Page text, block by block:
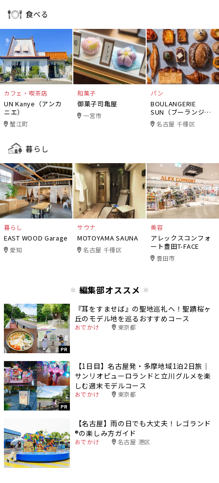
食べる
カフェ・喫茶店
UN Kanye（アンカ
ニエ）
蟹江町
和菓子
御菓子司亀屋
一宮市
パン
BOULANGERIE
SUN（ブーランジェ
リー・サン）
名古屋 千種区
暮らし
暮らし
EAST WOOD Garage
愛知
サウナ
MOTOYAMA SAUNA
名古屋 千種区
美容
アレックスコンフォ
ート豊田T-FACE
豊田市
編集部オススメ
PR
『耳をすませば』の聖地巡礼へ！聖蹟桜ヶ
丘のモデル地を巡るおすすめコース
おでかけ 東京都
PR
【1日目】名古屋発・多摩地域1泊2日旅｜
サンリオピューロランドと立川グルメを楽
しむ週末モデルコース
おでかけ 東京都
【名古屋】雨の日でも大丈夫！レゴランド
®️の楽しみ方ガイド
おでかけ 名古屋 港区